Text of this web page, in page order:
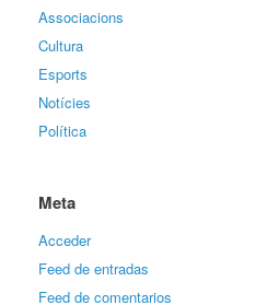
Associacions
Cultura
Esports
Notícies
Política
Meta
Acceder
Feed de entradas
Feed de comentarios